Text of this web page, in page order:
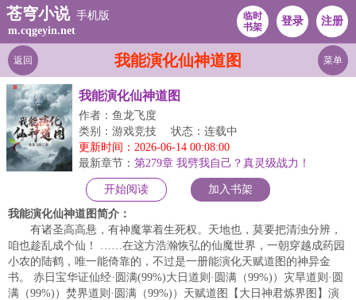
苍穹小说 手机版
m.cqgeyin.net
临时
书架
登录 注册
我能演化仙神道图
返回 菜单
我能演化仙神道图
作者：鱼龙飞度
类别：游戏竞技
状态：连载中
更新时间：2026-06-14 00:08:00
最新章节： 第279章 我劈我自己？真灵级战力！
开始阅读 加入书架
我能演化仙神道图简介：
有诸圣高高悬，有神魔掌着生死权。天地也，莫要把清浊分辨，
咱也趁乱成个仙！ ……在这方浩瀚恢弘的仙魔世界，一朝穿越成药园
小农的陆鹤，唯一能倚靠的，不过是一册能演化天赋道图的神异金
书。 赤日宝华证仙经·圆满(99%)大日道则·圆满（99%)）灾旱道则·圆
满（99%)）焚界道则·圆满（99%)）天赋道图【大日神君炼界图】演